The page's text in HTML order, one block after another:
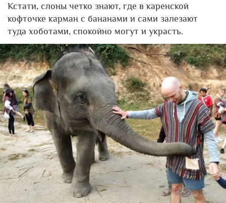
Кстати, слоны четко знают, где в каренской
кофточке карман с бананами и сами залезают
туда хоботами, спокойно могут и украсть.